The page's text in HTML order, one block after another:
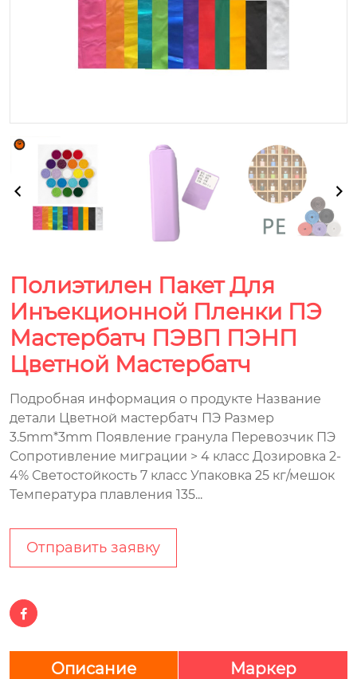
Полиэтилен Пакет Для
Инъекционной Пленки ПЭ
Мастербатч ПЭВП ПЭНП
Цветной Мастербатч
Подробная информация о продукте Название
детали Цветной мастербатч ПЭ Размер
3.5mm*3mm Появление гранула Перевозчик ПЭ
Сопротивление миграции > 4 класс Дозировка 2-
4% Светостойкость 7 класс Упаковка 25 кг/мешок
Температура плавления 135...
Отправить заявку

Описание Маркер